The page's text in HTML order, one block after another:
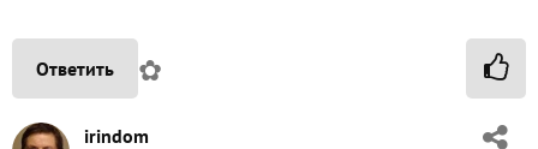
Ответить ✿
irindom